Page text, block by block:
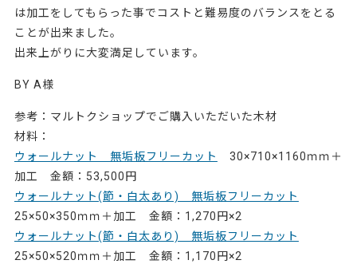
は加工をしてもらった事でコストと難易度のバランスをとる
ことが出来ました。
出来上がりに大変満足しています。
BY A様
参考：マルトクショップでご購入いただいた木材
材料：
ウォールナット 無垢板フリーカット
30×710×1160ｍｍ＋
加工 金額：53,500円
ウォールナット(節・白太あり) 無垢板フリーカット
25×50×350ｍｍ＋加工 金額：1,270円×2
ウォールナット(節・白太あり) 無垢板フリーカット
25×50×520ｍｍ＋加工 金額：1,170円×2